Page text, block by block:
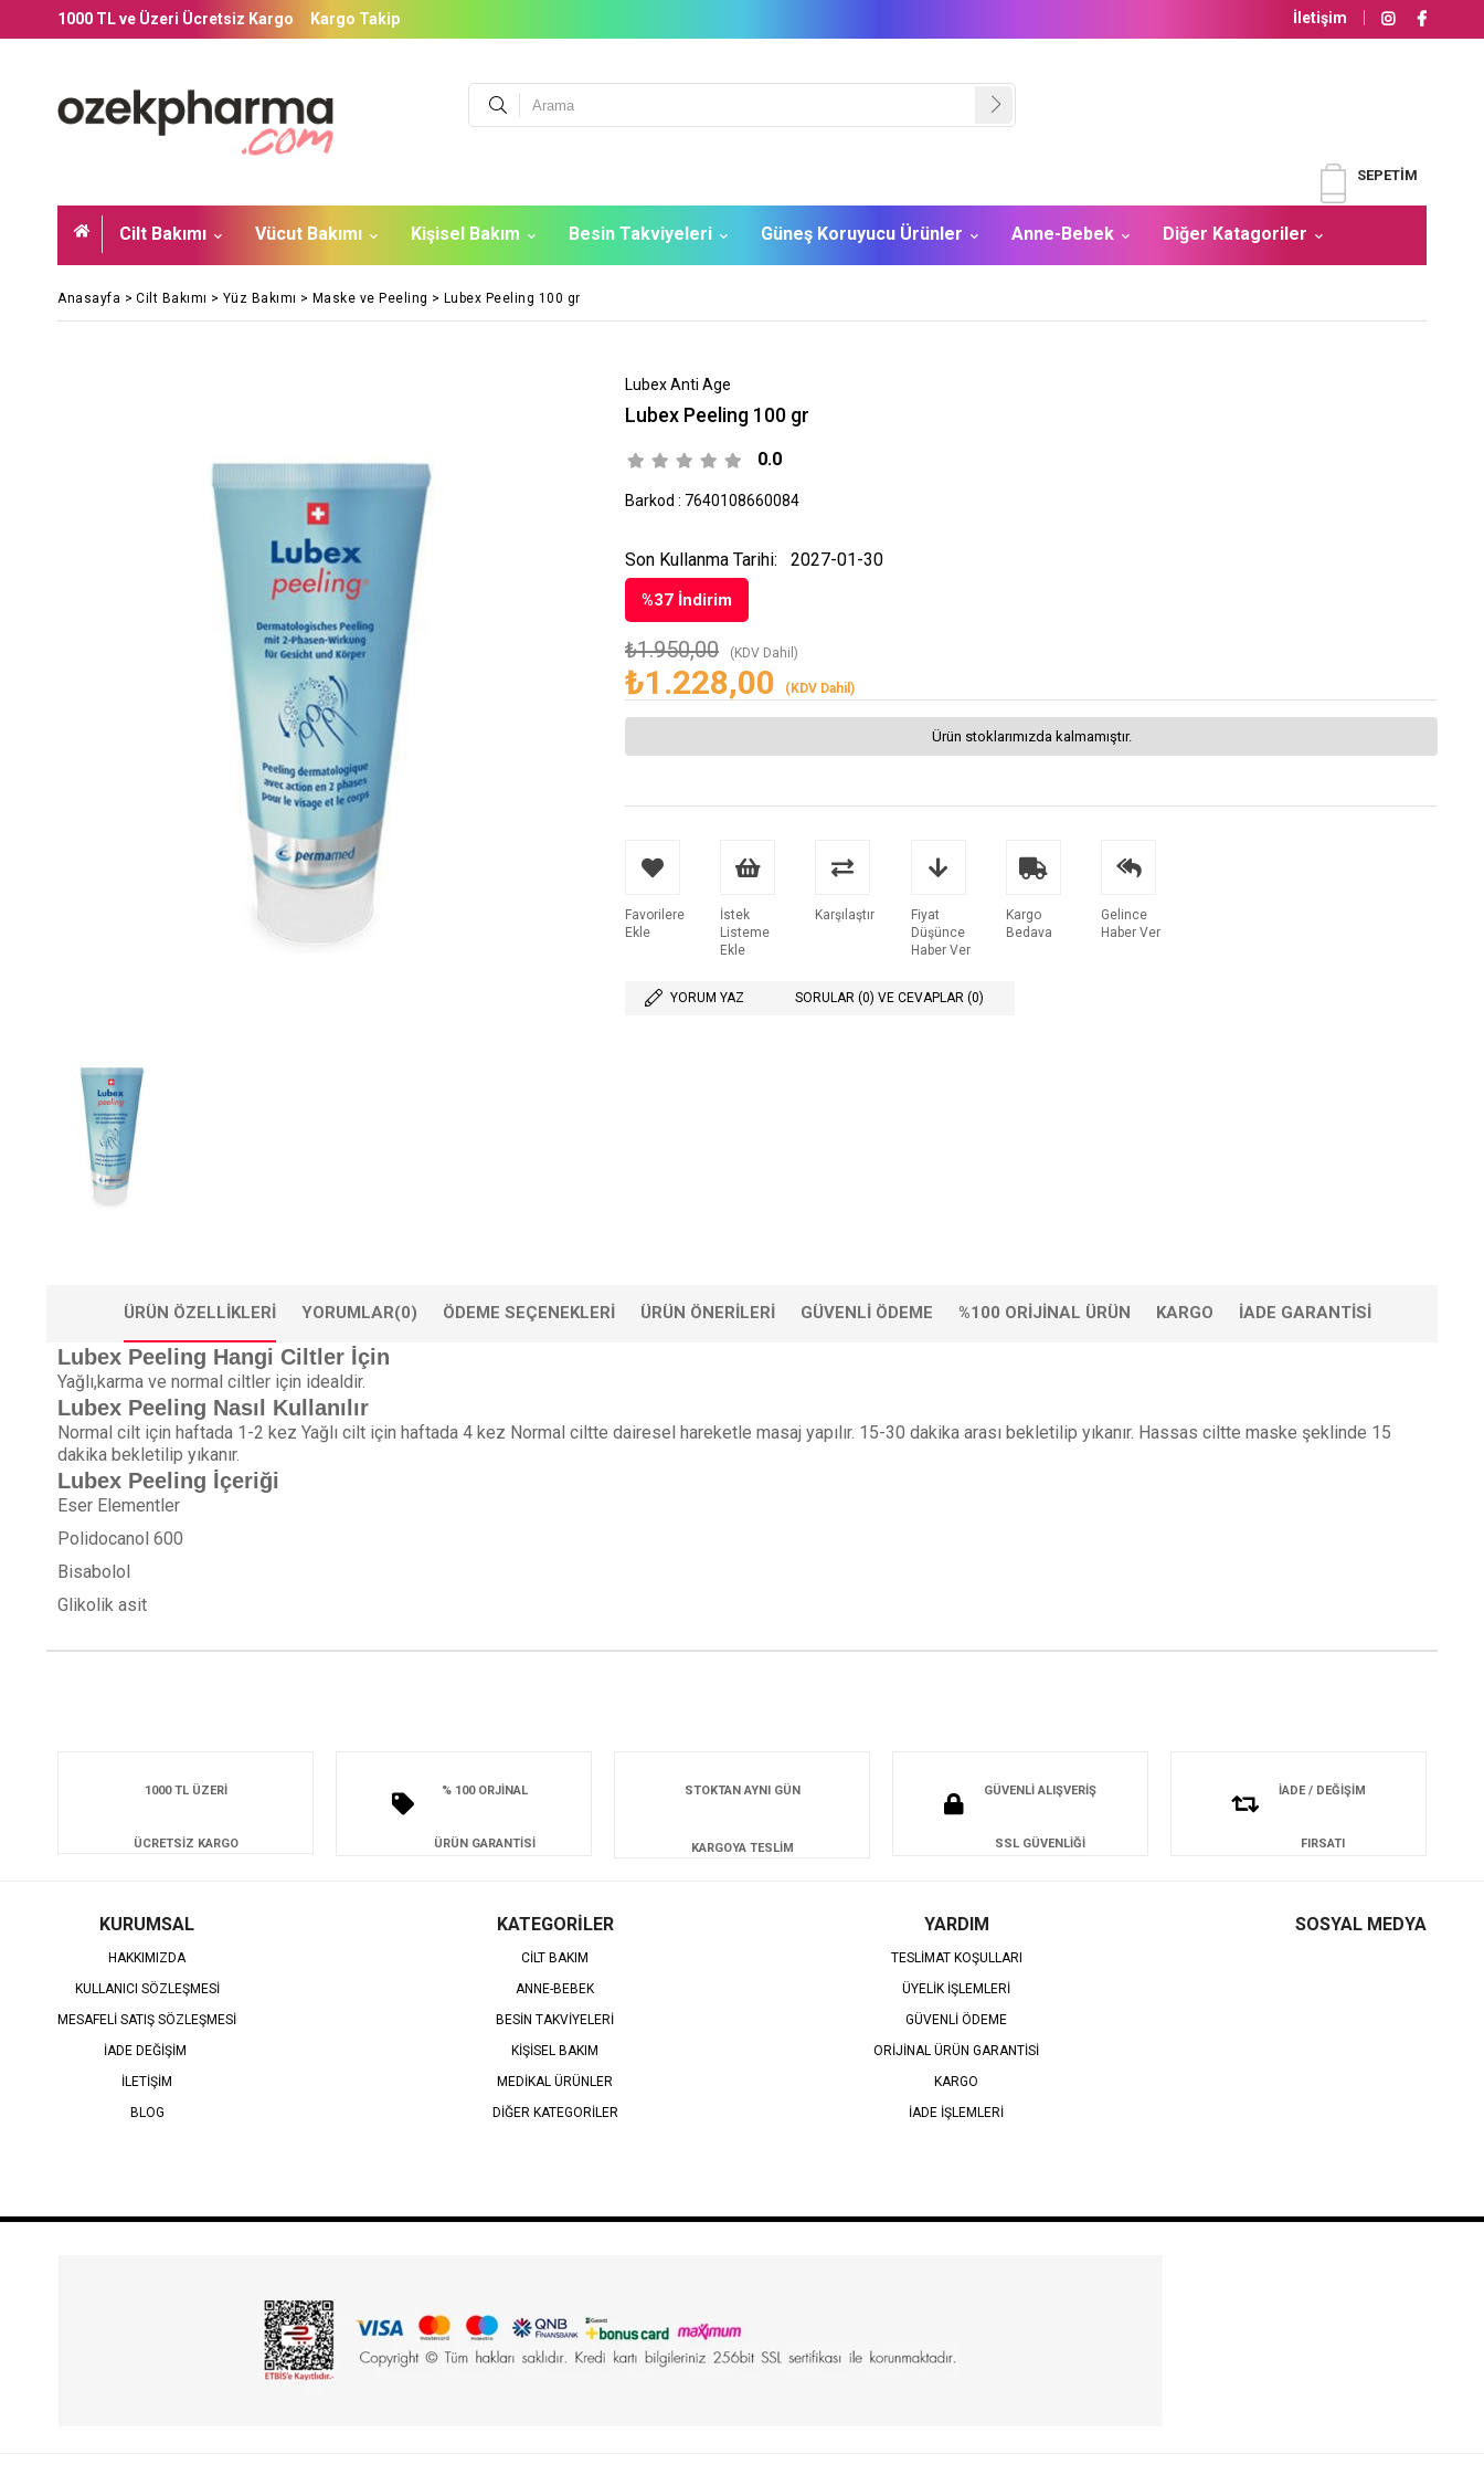
1000 TL ve Üzeri Ücretsiz Kargo Kargo Takip İletişim
SEPETIM
Cilt Bakımı Vücut Bakımı Kişisel Bakım Besin Takviyeleri Güneş Koruyucu Ürünler Anne-Bebek Diğer Katagoriler
Anasayfa > Cilt Bakımı > Yüz Bakımı > Maske ve Peeling > Lubex Peeling 100 gr
Lubex Anti Age
Lubex Peeling 100 gr
0.0
Barkod : 7640108660084
%37 İndirim
₺1.950,00 (KDV Dahil)
₺1.228,00 (KDV Dahil)
Son Kullanma Tarihi: 2027-01-30
Ürün stoklarımızda kalmamıştır.
Favorilere
Ekle
İstek
Listeme
Ekle
Karşılaştır
Fiyat
Düşünce
Haber Ver
Kargo
Bedava
Gelince
Haber Ver
YORUM YAZ SORULAR (0) VE CEVAPLAR (0)
ÜRÜN ÖZELLIKLERI YORUMLAR(0) ÖDEME SEÇENEKLERI ÜRÜN ÖNERILERI GÜVENLI ÖDEME %100 ORIJINAL ÜRÜN KARGO İADE GARANTISI
Lubex Peeling Hangi Ciltler İçin
Yağlı,karma ve normal ciltler için idealdir.
Lubex Peeling Nasıl Kullanılır
Normal cilt için haftada 1-2 kez Yağlı cilt için haftada 4 kez Normal ciltte dairesel hareketle masaj yapılır. 15-30 dakika arası bekletilip yıkanır. Hassas ciltte maske şeklinde 15
dakika bekletilip yıkanır.
Lubex Peeling İçeriği
Eser Elementler
Polidocanol 600
Bisabolol
Glikolik asit
1000 TL ÜZERİ
ÜCRETSİZ KARGO
% 100 ORJİNAL
ÜRÜN GARANTİSİ
STOKTAN AYNI GÜN
KARGOYA TESLİM
GÜVENLİ ALIŞVERİŞ
SSL GÜVENLİĞİ
İADE / DEĞİŞİM
FIRSATI
KURUMSAL
HAKKIMIZDA
KULLANICI SÖZLEŞMESİ
MESAFELİ SATIŞ SÖZLEŞMESİ
İADE DEĞİŞİM
İLETİŞİM
BLOG
KATEGORİLER
CİLT BAKIM
ANNE-BEBEK
BESİN TAKVİYELERİ
KİŞİSEL BAKIM
MEDİKAL ÜRÜNLER
DİĞER KATEGORİLER
YARDIM
TESLİMAT KOŞULLARI
ÜYELİK İŞLEMLERİ
GÜVENLİ ÖDEME
ORİJİNAL ÜRÜN GARANTİSİ
KARGO
İADE İŞLEMLERİ
SOSYAL MEDYA